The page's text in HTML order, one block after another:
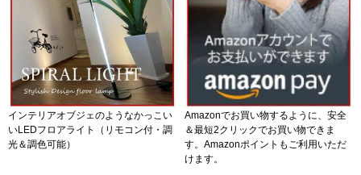
インテリアオブジェのようなかっこい
いLEDフロアライト（リモコン付・調
光＆調色可能）
Amazonでお買い物するように、安全
＆最短2クリックでお買い物できま
す。Amazonポイントもご利用いただ
けます。